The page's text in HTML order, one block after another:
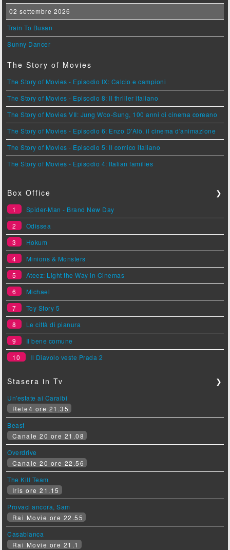
02 settembre 2026
Train To Busan
Sunny Dancer
The Story of Movies
The Story of Movies - Episodio IX: Calcio e campioni
The Story of Movies - Episodio 8: Il thriller italiano
The Story of Movies VII: Jung Woo-Sung, 100 anni di cinema coreano
The Story of Movies - Episodio 6: Enzo D'Alò, il cinema d'animazione
The Story of Movies - Episodio 5: Il comico italiano
The Story of Movies - Episodio 4: Italian families
Box Office ❯
1
Spider-Man - Brand New Day
2
Odissea
3
Hokum
4
Minions & Monsters
5
Ateez: Light the Way in Cinemas
6
Michael
7
Toy Story 5
8
Le città di pianura
9
Il bene comune
10
Il Diavolo veste Prada 2
Stasera in Tv ❯
Un'estate ai Caraibi
Rete4 ore 21.35
Beast
Canale 20 ore 21.08
Overdrive
Canale 20 ore 22.56
The Kill Team
Iris ore 21.15
Provaci ancora, Sam
Rai Movie ore 22.55
Casablanca
Rai Movie ore 21.1